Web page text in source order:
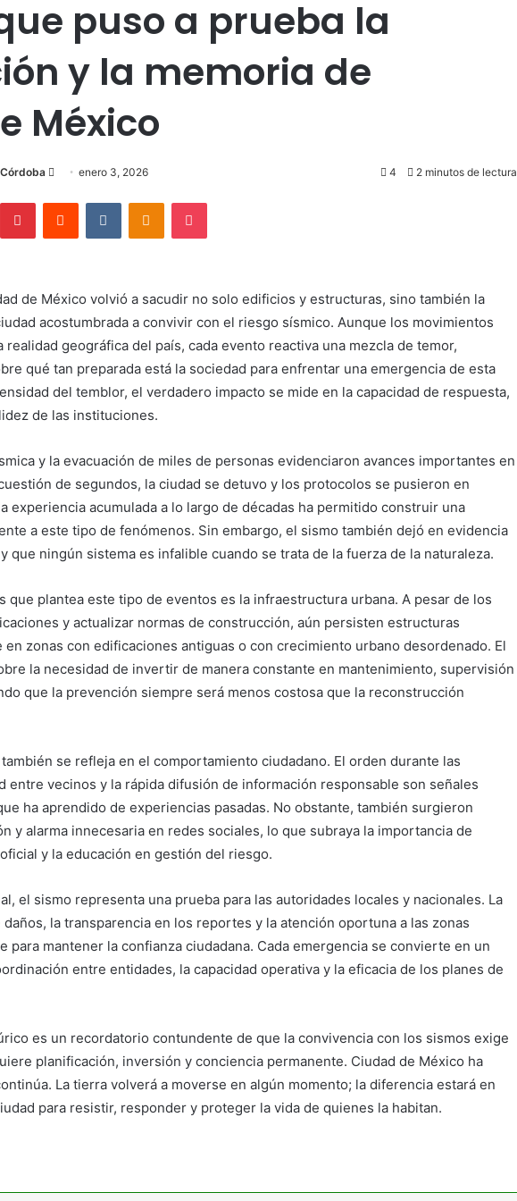
puso a prueba la
y la memoria de
México
Send
email
enero 3, 2026 4 2 minutos de lectura
PinterestReddit VKontakteOdnoklassniki
Pocket
de México volvió a sacudir no solo edificios y estructuras, sino también la
acostumbrada a convivir con el riesgo sísmico. Aunque los movimientos
geográfica del país, cada evento reactiva una mezcla de temor,
qué tan preparada está la sociedad para enfrentar una emergencia de esta
del temblor, el verdadero impacto se mide en la capacidad de respuesta,
de las instituciones.
y la evacuación de miles de personas evidenciaron avances importantes en
de segundos, la ciudad se detuvo y los protocolos se pusieron en
experiencia acumulada a lo largo de décadas ha permitido construir una
a este tipo de fenómenos. Sin embargo, el sismo también dejó en evidencia
que ningún sistema es infalible cuando se trata de la fuerza de la naturaleza.
que plantea este tipo de eventos es la infraestructura urbana. A pesar de los
y actualizar normas de construcción, aún persisten estructuras
zonas con edificaciones antiguas o con crecimiento urbano desordenado. El
la necesidad de invertir de manera constante en mantenimiento, supervisión
que la prevención siempre será menos costosa que la reconstrucción
se refleja en el comportamiento ciudadano. El orden durante las
entre vecinos y la rápida difusión de información responsable son señales
ha aprendido de experiencias pasadas. No obstante, también surgieron
y alarma innecesaria en redes sociales, lo que subraya la importancia de
y la educación en gestión del riesgo.
el sismo representa una prueba para las autoridades locales y nacionales. La
la transparencia en los reportes y la atención oportuna a las zonas
para mantener la confianza ciudadana. Cada emergencia se convierte en un
entre entidades, la capacidad operativa y la eficacia de los planes de
es un recordatorio contundente de que la convivencia con los sismos exige
planificación, inversión y conciencia permanente. Ciudad de México ha
La tierra volverá a moverse en algún momento; la diferencia estará en
para resistir, responder y proteger la vida de quienes la habitan.